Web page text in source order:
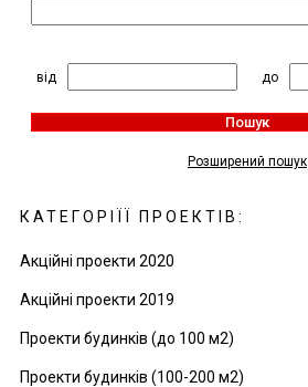
від
до
Пошук
Розширений пошук
КАТЕГОРІЇЇ ПРОЕКТІВ:
Акційні проекти 2020
Акційні проекти 2019
Проекти будинків (до 100 м2)
Проекти будинків (100-200 м2)